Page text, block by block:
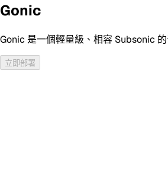
Gonic
Gonic 是一個輕量級、相容 Subsonic
立即部署